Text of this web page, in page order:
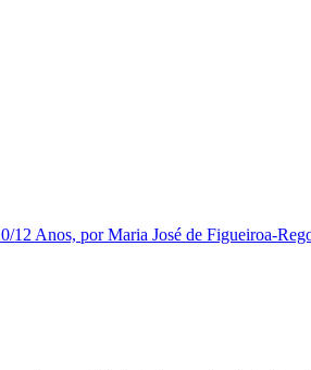
12 Anos, por Maria José de Figueiroa-